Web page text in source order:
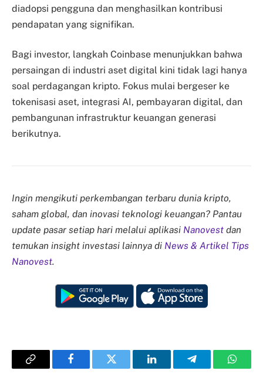
diadopsi pengguna dan menghasilkan kontribusi
pendapatan yang signifikan.
Bagi investor, langkah Coinbase menunjukkan bahwa
persaingan di industri aset digital kini tidak lagi hanya
soal perdagangan kripto. Fokus mulai bergeser ke
tokenisasi aset, integrasi AI, pembayaran digital, dan
pembangunan infrastruktur keuangan generasi
berikutnya.
Ingin mengikuti perkembangan terbaru dunia kripto,
saham global, dan inovasi teknologi keuangan? Pantau
update pasar setiap hari melalui aplikasi Nanovest dan
temukan insight investasi lainnya di News & Artikel Tips
Nanovest.
Copy
FacebookTwitter LinkedInTelegram